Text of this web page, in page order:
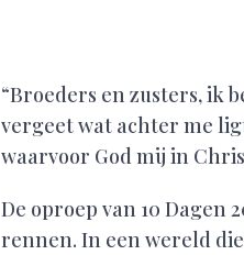
“Broeders en zusters, ik
vergeet wat achter me
waarvoor God mij in
De oproep van 10 Dagen
rennen. In een wereld